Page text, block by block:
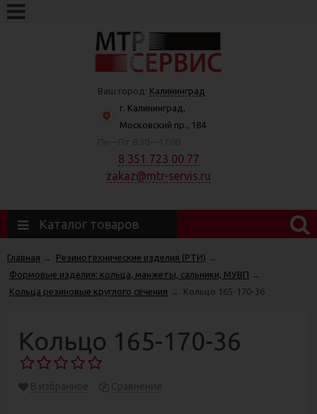
Ваш город: Калининград
г. Калининград,
Московский пр., 184
8 351 723 00 77
zakaz@mtr-servis.ru
Каталог товаров
Главная Резинотехнические изделия (РТИ)
Формовые изделия: кольца, манжеты, сальники, МУВП
Кольца резиновые круглого сечения
Кольцо 165-170-36
Кольцо 165-170-36